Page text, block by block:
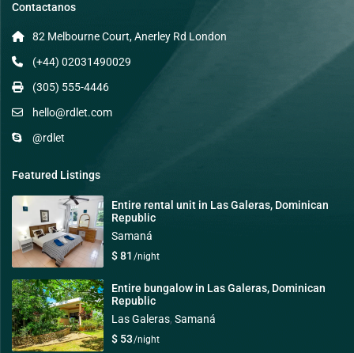
Contactanos
82 Melbourne Court, Anerley Rd London
(+44) 02031490029
(305) 555-4446
hello@rdlet.com
@rdlet
Featured Listings
Entire rental unit in Las Galeras, Dominican
Republic
Samaná
$ 81 /night
Entire bungalow in Las Galeras, Dominican
Republic
Las Galeras, Samaná
$ 53/night